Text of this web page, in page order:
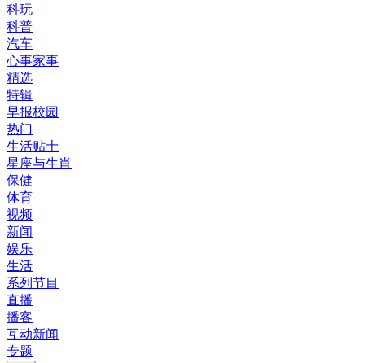
科玩
科普
汽车
心事家事
精选
特辑
早报校园
热门
生活贴士
星座与生肖
保健
体育
视频
新闻
娱乐
生活
系列节目
直播
播客
互动新闻
专题